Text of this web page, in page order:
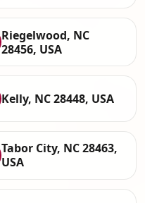
Riegelwood, NC
28456, USA
Kelly, NC 28448, USA
Tabor City, NC 28463,
USA